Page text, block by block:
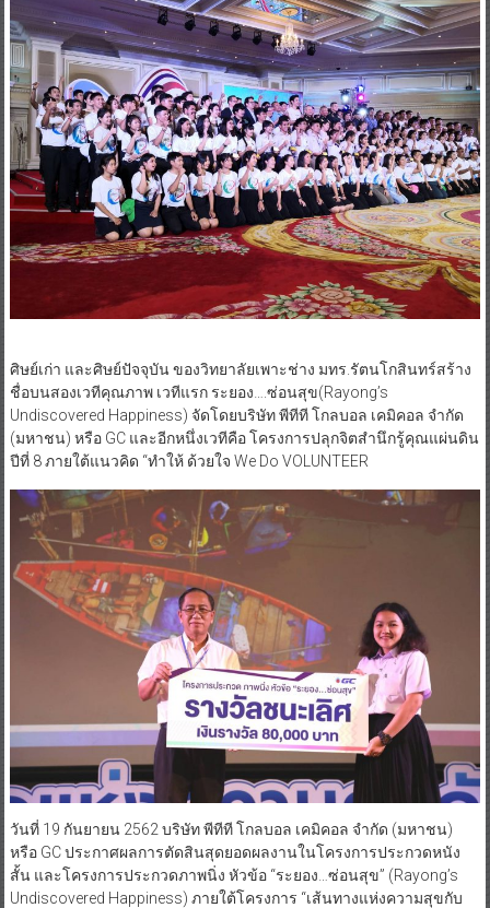
ศิษย์เก่า และศิษย์ปัจจุบัน ของวิทยาลัยเพาะช่าง มทร.รัตนโกสินทร์สร้าง
ชื่อบนสองเวทีคุณภาพ เวทีแรก ระยอง….ซ่อนสุข(Rayong’s
Undiscovered Happiness) จัดโดยบริษัท พีทีที โกลบอล เคมิคอล จำกัด
(มหาชน) หรือ GC และอีกหนึ่งเวทีคือ โครงการปลุกจิตสำนึกรู้คุณแผ่นดิน
ปีที่ 8 ภายใต้แนวคิด “ทำให้ ด้วยใจ We Do VOLUNTEER
วันที่ 19 กันยายน 2562 บริษัท พีทีที โกลบอล เคมิคอล จำกัด (มหาชน)
หรือ GC ประกาศผลการตัดสินสุดยอดผลงานในโครงการประกวดหนัง
สั้น และโครงการประกวดภาพนิ่ง หัวข้อ “ระยอง…ซ่อนสุข” (Rayong’s
Undiscovered Happiness) ภายใต้โครงการ “เส้นทางแห่งความสุขกับ